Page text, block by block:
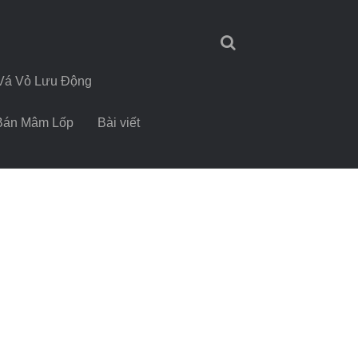
Vỏ Lưu Động
Mâm Lốp Bài viết